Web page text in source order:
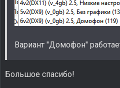
Вариант "Домофон"
Большое спасибо!